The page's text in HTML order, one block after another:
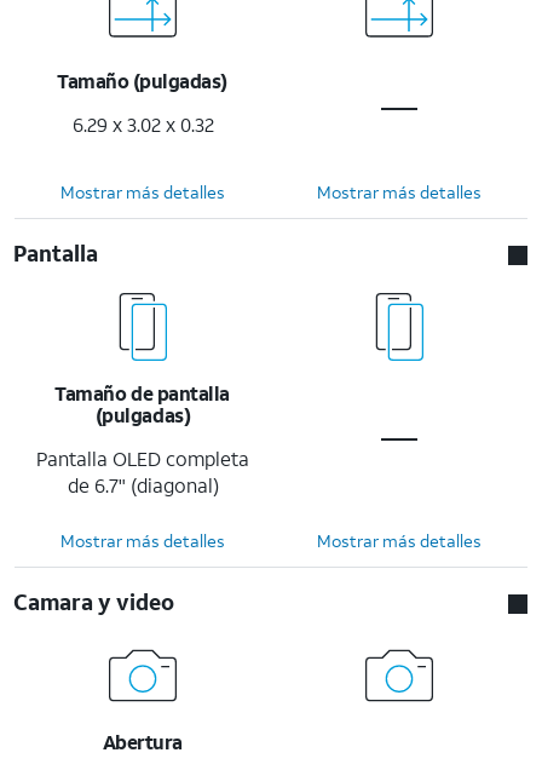
Tamaño (pulgadas)
6.29 x 3.02 x 0.32
Mostrar más detalles Mostrar más detalles
Pantalla
Tamaño de pantalla
(pulgadas)
Pantalla OLED completa
de 6.7" (diagonal)
Mostrar más detalles Mostrar más detalles
Camara y video
Abertura